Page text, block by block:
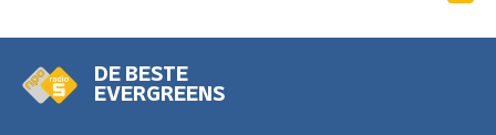
DE BESTE
EVERGREENS